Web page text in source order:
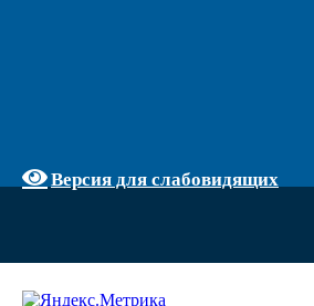
Версия для слабовидящих